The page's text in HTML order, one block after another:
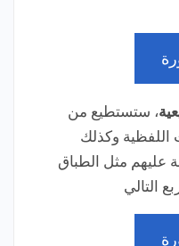
، ستستطيع من
اللفظية وكذلك
عليهم مثل الطباق
التالي